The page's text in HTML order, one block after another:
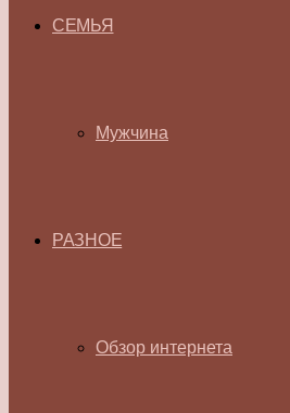
СЕМЬЯ
Мужчина
РАЗНОЕ
Обзор интернета